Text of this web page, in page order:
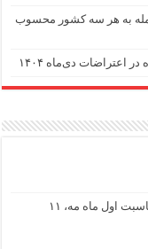
حمله به هر سه کشور محسوب
اعلامیه هیات سیاسی فرقه دمکرات آذربایجان به مناسبت اول ماه مه، ۱۱